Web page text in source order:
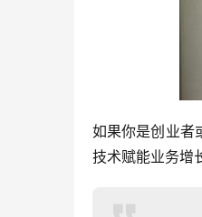
如果你是创业者
技术赋能业务增